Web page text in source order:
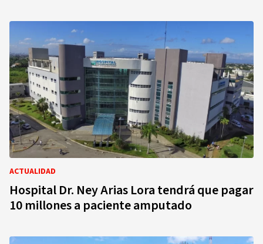
ACTUALIDAD
Hospital Dr. Ney Arias Lora tendrá que pagar
10 millones a paciente amputado